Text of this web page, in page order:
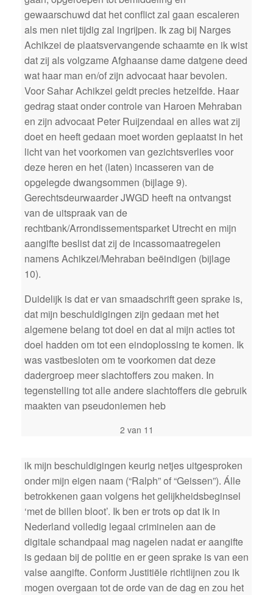
gewaarschuwd dat het conflict zal gaan escaleren
als men niet tijdig zal ingrijpen. Ik zag bij Narges
Achikzei de plaatsvervangende schaamte en ik wist
dat zij als volgzame Afghaanse dame datgene deed
wat haar man en/of zijn advocaat haar bevolen.
Voor Sahar Achikzei geldt precies hetzelfde. Haar
gedrag staat onder controle van Haroen Mehraban
en zijn advocaat Peter Ruijzendaal en alles wat zij
doet en heeft gedaan moet worden geplaatst in het
licht van het voorkomen van gezichtsverlies voor
deze heren en het (laten) incasseren van de
opgelegde dwangsommen (bijlage 9).
Gerechtsdeurwaarder JWGD heeft na ontvangst
van de uitspraak van de
rechtbank/Arrondissementsparket Utrecht en mijn
aangifte beslist dat zij de incassomaatregelen
namens Achikzei/Mehraban beëindigen (bijlage
10).
Duidelijk is dat er van smaadschrift geen sprake is,
dat mijn beschuldigingen zijn gedaan met het
algemene belang tot doel en dat al mijn acties tot
doel hadden om tot een eindoplossing te komen. Ik
was vastbesloten om te voorkomen dat deze
dadergroep meer slachtoffers zou maken. In
tegenstelling tot alle andere slachtoffers die gebruik
maakten van pseudoniemen heb
2 van 11
ik mijn beschuldigingen keurig netjes uitgesproken
onder mijn eigen naam (“Ralph” of “Geissen”). Álle
betrokkenen gaan volgens het gelijkheidsbeginsel
‘met de billen bloot’. Ik ben er trots op dat ik in
Nederland volledig legaal criminelen aan de
digitale schandpaal mag nagelen nadat er aangifte
is gedaan bij de politie en er geen sprake is van een
valse aangifte. Conform Justitiële richtlijnen zou ik
mogen overgaan tot de orde van de dag en zou het